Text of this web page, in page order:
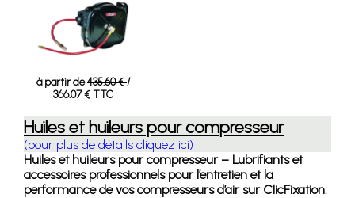
à partir de435.60 €/
366.07 € TTC
Huiles et huileurs pour compresseur
(pour plus de détails cliquez ici)
Huiles et huileurs pour compresseur – Lubrifiants et
accessoires professionnels pour l’entretien et la
performance de vos compresseurs d’air sur ClicFixation.